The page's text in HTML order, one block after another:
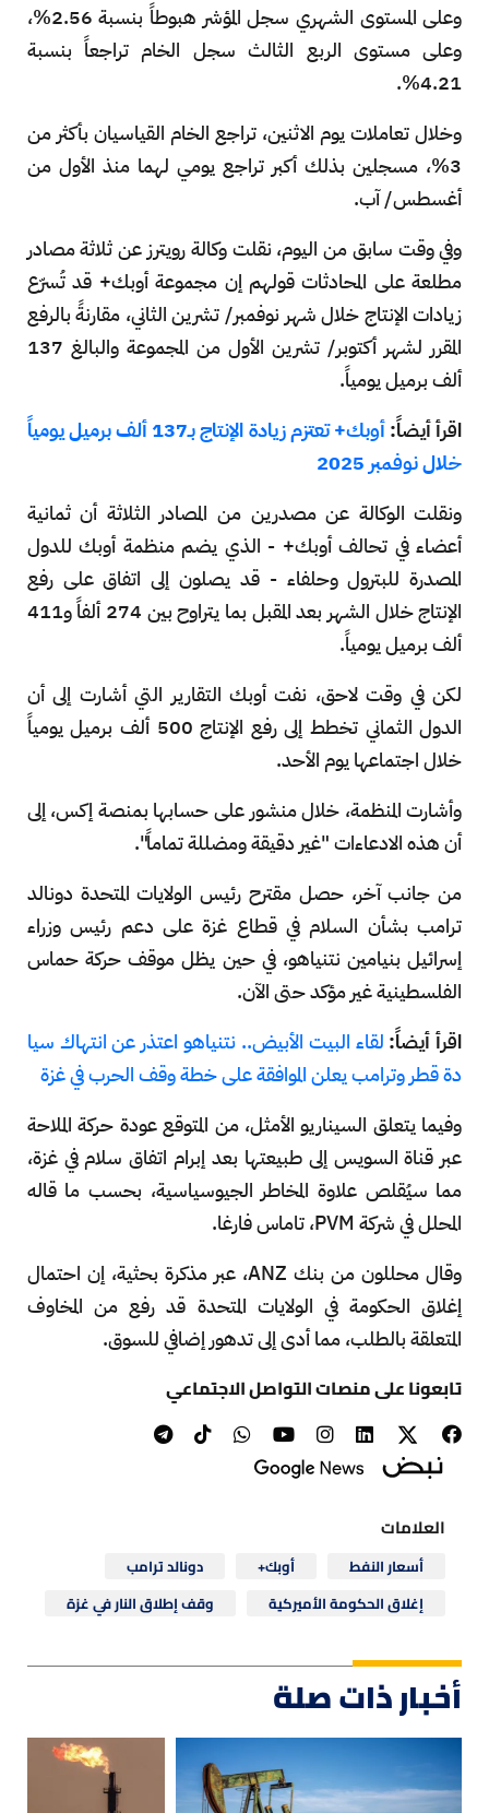
وعلى المستوى الشهري سجل المؤشر هبوطاً بنسبة 2.56%،
وعلى مستوى الربع الثالث سجل الخام تراجعاً بنسبة
4.21%.
وخلال تعاملات يوم الاثنين، تراجع الخام القياسيان بأكثر من
3%، مسجلين بذلك أكبر تراجع يومي لهما منذ الأول من
أغسطس/ آب.
وفي وقت سابق من اليوم، نقلت وكالة رويترز عن ثلاثة مصادر
مطلعة على المحادثات قولهم إن مجموعة أوبك+ قد تُسرّع
زيادات الإنتاج خلال شهر نوفمبر/ تشرين الثاني، مقارنةً بالرفع
المقرر لشهر أكتوبر/ تشرين الأول من المجموعة والبالغ 137
ألف برميل يومياً.
اقرأ أيضاً:
أوبك+ تعتزم زيادة الإنتاج بـ137 ألف برميل يومياً
خلال نوفمبر 2025
ونقلت الوكالة عن مصدرين من المصادر الثلاثة أن ثمانية
أعضاء في تحالف أوبك+ - الذي يضم منظمة أوبك للدول
المصدرة للبترول وحلفاء - قد يصلون إلى اتفاق على رفع
الإنتاج خلال الشهر بعد المقبل بما يتراوح بين 274 ألفاً و411
ألف برميل يومياً.
لكن في وقت لاحق، نفت أوبك التقارير التي أشارت إلى أن
الدول الثماني تخطط إلى رفع الإنتاج 500 ألف برميل يومياً
خلال اجتماعها يوم الأحد.
وأشارت المنظمة، خلال منشور على حسابها بمنصة إكس، إلى
أن هذه الادعاءات "غير دقيقة ومضللة تماماً".
من جانب آخر، حصل مقترح رئيس الولايات المتحدة دونالد
ترامب بشأن السلام في قطاع غزة على دعم رئيس وزراء
إسرائيل بنيامين نتنياهو، في حين يظل موقف حركة حماس
الفلسطينية غير مؤكد حتى الآن.
اقرأ أيضاً: لقاء البيت الأبيض.. نتنياهو اعتذر عن انتهاك سيا
دة قطر وترامب يعلن الموافقة على خطة وقف الحرب في غزة
وفيما يتعلق السيناريو الأمثل، من المتوقع عودة حركة الملاحة
عبر قناة السويس إلى طبيعتها بعد إبرام اتفاق سلام في غزة،
مما سيُقلص علاوة المخاطر الجيوسياسية، بحسب ما قاله
المحلل في شركة PVM، تاماس فارغا.
وقال محللون من بنك ANZ، عبر مذكرة بحثية، إن احتمال
إغلاق الحكومة في الولايات المتحدة قد رفع من المخاوف
المتعلقة بالطلب، مما أدى إلى تدهور إضافي للسوق.
تابعونا على منصات التواصل الاجتماعي
العلامات
أسعار النفط أوبك+
دونالد ترامب
إغلاق الحكومة الأميركية
وقف إطلاق النار في غزة
أخبار ذات صلة